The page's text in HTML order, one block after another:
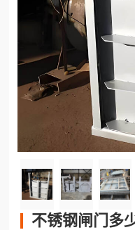
不锈钢闸门多